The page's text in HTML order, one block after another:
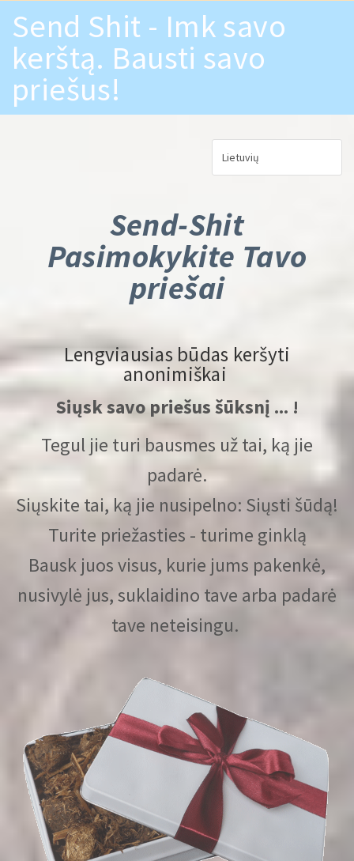
Send Shit - Imk savo
kerštą. Bausti savo
priešus!
Send-Shit
Pasimokykite Tavo
priešai
Lengviausias būdas keršyti
anonimiškai
Siųsk savo priešus šūksnį ... !
Tegul jie turi bausmes už tai, ką jie
padarė.
Siųskite tai, ką jie nusipelno: Siųsti šūdą!
Turite priežasties - turime ginklą
Bausk juos visus, kurie jums pakenkė,
nusivylė jus, suklaidino tave arba padarė
tave neteisingu.